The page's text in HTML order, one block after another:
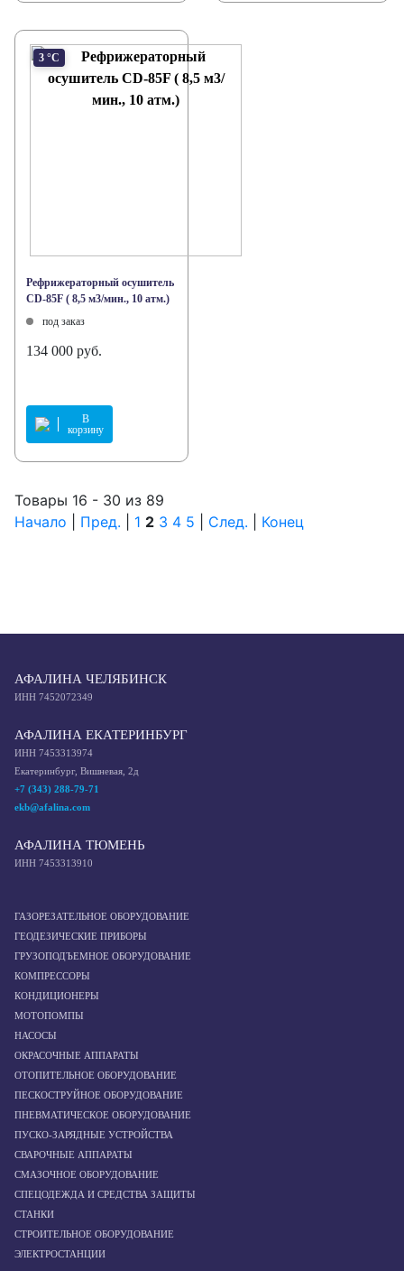
3 °С
Рефрижераторный осушитель
CD-85F ( 8,5 м3/мин., 10 атм.)
под заказ
134 000 руб.
В
корзину
Товары 16 - 30 из 89
Начало
Пред. 1 2 3 4 5 След. Конец
АФАЛИНА ЧЕЛЯБИНСК
ИНН 7452072349
АФАЛИНА ЕКАТЕРИНБУРГ
ИНН 7453313974
Екатеринбург, Вишневая, 2д
+7 (343) 288-79-71
ekb@afalina.com
АФАЛИНА ТЮМЕНЬ
ИНН 7453313910
ГАЗОРЕЗАТЕЛЬНОЕ ОБОРУДОВАНИЕ
ГЕОДЕЗИЧЕСКИЕ ПРИБОРЫ
ГРУЗОПОДЪЕМНОЕ ОБОРУДОВАНИЕ
КОМПРЕССОРЫ
КОНДИЦИОНЕРЫ
МОТОПОМПЫ
НАСОСЫ
ОКРАСОЧНЫЕ АППАРАТЫ
ОТОПИТЕЛЬНОЕ ОБОРУДОВАНИЕ
ПЕСКОСТРУЙНОЕ ОБОРУДОВАНИЕ
ПНЕВМАТИЧЕСКОЕ ОБОРУДОВАНИЕ
ПУСКО-ЗАРЯДНЫЕ УСТРОЙСТВА
СВАРОЧНЫЕ АППАРАТЫ
СМАЗОЧНОЕ ОБОРУДОВАНИЕ
СПЕЦОДЕЖДА И СРЕДСТВА ЗАЩИТЫ
СТАНКИ
СТРОИТЕЛЬНОЕ ОБОРУДОВАНИЕ
ЭЛЕКТРОСТАНЦИИ